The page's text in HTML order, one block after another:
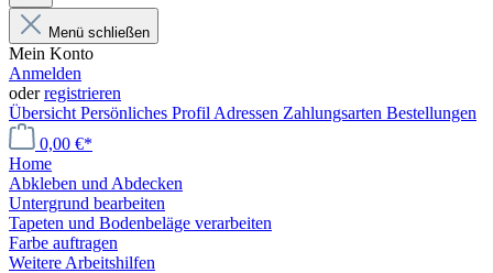
Menü schließen
Mein Konto
Anmelden
oderregistrieren
Übersicht Persönliches Profil Adressen Zahlungsarten Bestellungen
0,00 €*
Home
Abkleben und Abdecken
Untergrund bearbeiten
Tapeten und Bodenbeläge verarbeiten
Farbe auftragen
Weitere Arbeitshilfen